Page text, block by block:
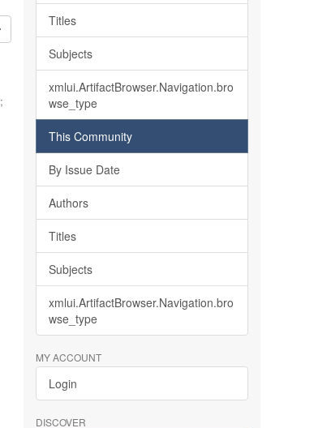
;
Titles
Subjects
xmlui.ArtifactBrowser.Navigation.bro
wse_type
This Community
By Issue Date
Authors
Titles
Subjects
xmlui.ArtifactBrowser.Navigation.bro
wse_type
MY ACCOUNT
Login
DISCOVER